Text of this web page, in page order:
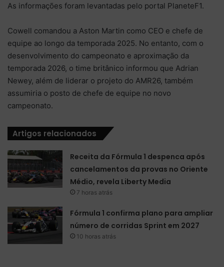
As informações foram levantadas pelo portal PlaneteF1.
Cowell comandou a Aston Martin como CEO e chefe de
equipe ao longo da temporada 2025. No entanto, com o
desenvolvimento do campeonato e aproximação da
temporada 2026, o time britânico informou que Adrian
Newey, além de liderar o projeto do AMR26, também
assumiria o posto de chefe de equipe no novo
campeonato.
Artigos relacionados
Receita da Fórmula 1 despenca após
cancelamentos da provas no Oriente
Médio, revela Liberty Media
7 horas atrás
Fórmula 1 confirma plano para ampliar
número de corridas Sprint em 2027
10 horas atrás